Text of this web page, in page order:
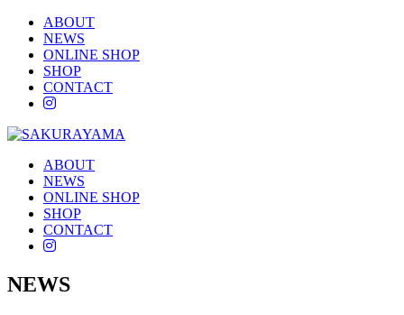
ABOUT
NEWS
ONLINE SHOP
SHOP
CONTACT
instagram
ABOUT
NEWS
ONLINE SHOP
SHOP
CONTACT
instagram
NEWS